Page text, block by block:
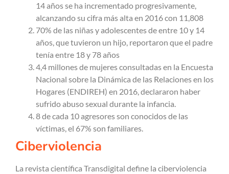
14 años se ha incrementado progresivamente,
alcanzando su cifra más alta en 2016 con 11,808
70% de las niñas y adolescentes de entre 10 y 14
años, que tuvieron un hijo, reportaron que el padre
tenía entre 18 y 78 años
4,4 millones de mujeres consultadas en la Encuesta
Nacional sobre la Dinámica de las Relaciones en los
Hogares (ENDIREH) en 2016, declararon haber
sufrido abuso sexual durante la infancia.
8 de cada 10 agresores son conocidos de las
víctimas, el 67% son familiares.
Ciberviolencia
La revista científica Transdigital define la ciberviolencia